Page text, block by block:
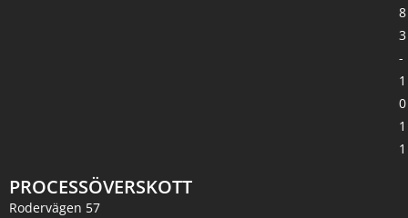
PROCESSÖVERSKOTT
Rodervägen 57
8
3
-
1
0
1
1